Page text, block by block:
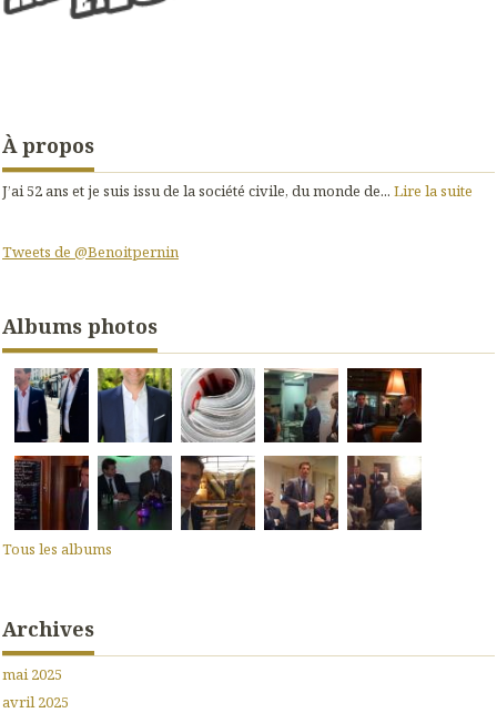
À propos
J’ai 52 ans et je suis issu de la société civile, du monde de... Lire la suite
Tweets de @Benoitpernin
Albums photos
Tous les albums
Archives
mai 2025
avril 2025